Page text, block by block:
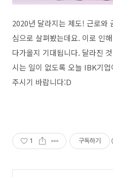
2020년 달라지는 제도! 근로와
심으로 살펴봤는데요. 이로 인
다가올지 기대됩니다. 달라진
시는 일이 없도록 오늘 IBK기
주시기 바랍니다:D
1 구독하기